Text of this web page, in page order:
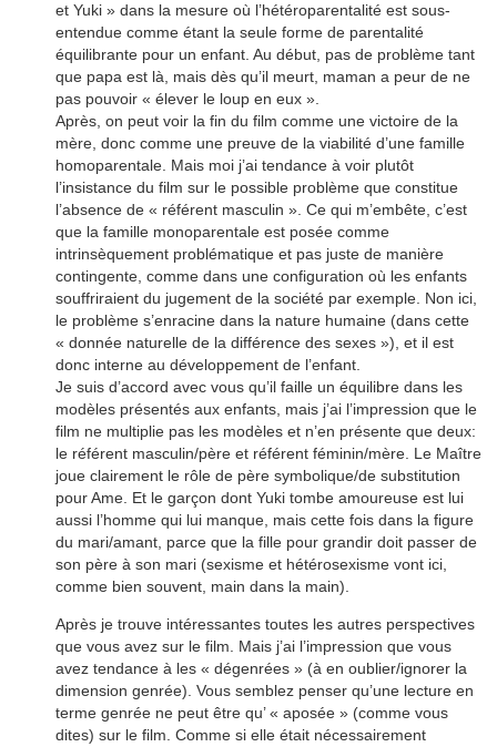
et Yuki » dans la mesure où l’hétéroparentalité est sous-
entendue comme étant la seule forme de parentalité
équilibrante pour un enfant. Au début, pas de problème tant
que papa est là, mais dès qu’il meurt, maman a peur de ne
pas pouvoir « élever le loup en eux ».
Après, on peut voir la fin du film comme une victoire de la
mère, donc comme une preuve de la viabilité d’une famille
homoparentale. Mais moi j’ai tendance à voir plutôt
l’insistance du film sur le possible problème que constitue
l’absence de « référent masculin ». Ce qui m’embête, c’est
que la famille monoparentale est posée comme
intrinsèquement problématique et pas juste de manière
contingente, comme dans une configuration où les enfants
souffriraient du jugement de la société par exemple. Non ici,
le problème s’enracine dans la nature humaine (dans cette
« donnée naturelle de la différence des sexes »), et il est
donc interne au développement de l’enfant.
Je suis d’accord avec vous qu’il faille un équilibre dans les
modèles présentés aux enfants, mais j’ai l’impression que le
film ne multiplie pas les modèles et n’en présente que deux:
le référent masculin/père et référent féminin/mère. Le Maître
joue clairement le rôle de père symbolique/de substitution
pour Ame. Et le garçon dont Yuki tombe amoureuse est lui
aussi l’homme qui lui manque, mais cette fois dans la figure
du mari/amant, parce que la fille pour grandir doit passer de
son père à son mari (sexisme et hétérosexisme vont ici,
comme bien souvent, main dans la main).
Après je trouve intéressantes toutes les autres perspectives
que vous avez sur le film. Mais j’ai l’impression que vous
avez tendance à les « dégenrées » (à en oublier/ignorer la
dimension genrée). Vous semblez penser qu’une lecture en
terme genrée ne peut être qu’ « aposée » (comme vous
dites) sur le film. Comme si elle était nécessairement